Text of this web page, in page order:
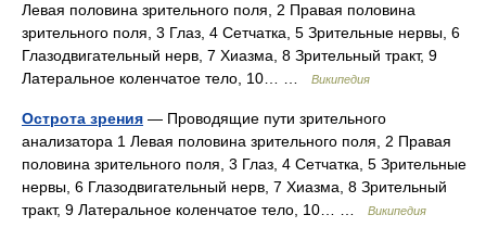
Левая половина зрительного поля, 2 Правая половина
зрительного поля, 3 Глаз, 4 Сетчатка, 5 Зрительные нервы, 6
Глазодвигательный нерв, 7 Хиазма, 8 Зрительный тракт, 9
Латеральное коленчатое тело, 10… …
Википедия
Острота зрения — Проводящие пути зрительного
анализатора 1 Левая половина зрительного поля, 2 Правая
половина зрительного поля, 3 Глаз, 4 Сетчатка, 5 Зрительные
нервы, 6 Глазодвигательный нерв, 7 Хиазма, 8 Зрительный
тракт, 9 Латеральное коленчатое тело, 10… …
Википедия